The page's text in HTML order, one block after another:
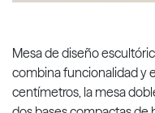
Mesa de diseño
combina funcionalidad y
centímetros, la mesa